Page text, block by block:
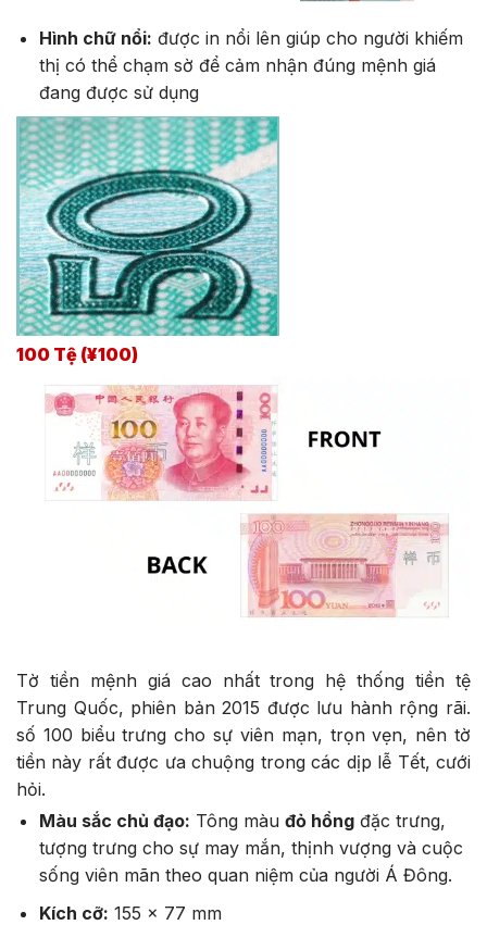
Hình chữ nổi: được in nổi lên giúp cho người khiếm
thị có thể chạm sờ để cảm nhận đúng mệnh giá
đang được sử dụng
100 Tệ (¥100)
Tờ tiền mệnh giá cao nhất trong hệ thống tiền tệ
Trung Quốc, phiên bản 2015 được lưu hành rộng rãi.
số 100 biểu trưng cho sự viên mạn, trọn vẹn, nên tờ
tiền này rất được ưa chuộng trong các dịp lễ Tết, cưới
hỏi.
Màu sắc chủ đạo: Tông màu đỏ hồngđặc trưng,
tượng trưng cho sự may mắn, thịnh vượng và cuộc
sống viên mãn theo quan niệm của người Á Đông.
Kích cỡ: 155 x 77 mm